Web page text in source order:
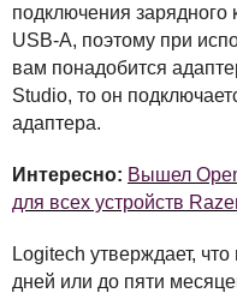
подключения зарядного
USB-A, поэтому при
вам понадобится
Studio, то он
адаптера.
Интересно: Вышел
для всех устройств
Logitech утверждает,
дней или до пяти